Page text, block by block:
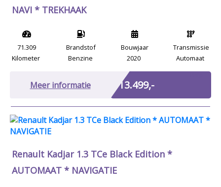
NAVI * TREKHAAK
71.309
Kilometer
Brandstof
Benzine
Bouwjaar
2020
Transmissie
Automaat
Meer informatie € 13.499,-
Renault Kadjar 1.3 TCe Black Edition *
AUTOMAAT * NAVIGATIE